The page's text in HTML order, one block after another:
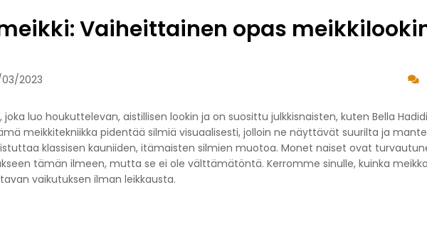
Vaiheittainen opas
03/2023
joka luo houkuttelevan, aistillisen lookin ja on suosittu julkkisnaisten, kuten Bella
meikkitekniikka pidentää silmiä visuaalisesti, jolloin ne näyttävät suurilta ja
klassisen kauniiden, itämaisten silmien muotoa. Monet naiset ovat
tämän ilmeen, mutta se ei ole välttämätöntä. Kerromme sinulle, kuinka
vaikutuksen ilman leikkausta.